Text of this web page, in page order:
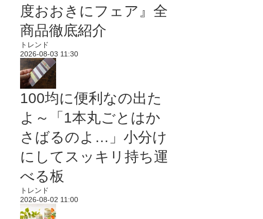
度おおきにフェア』全
商品徹底紹介
トレンド
2026-08-03 11:30
100均に便利なの出た
よ～「1本丸ごとはか
さばるのよ…」小分け
にしてスッキリ持ち運
べる板
トレンド
2026-08-02 11:00